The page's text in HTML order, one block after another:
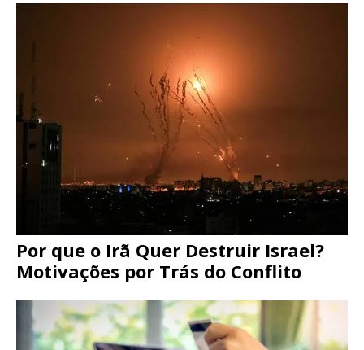
Por que o Irã Quer Destruir Israel?
Motivações por Trás do Conflito